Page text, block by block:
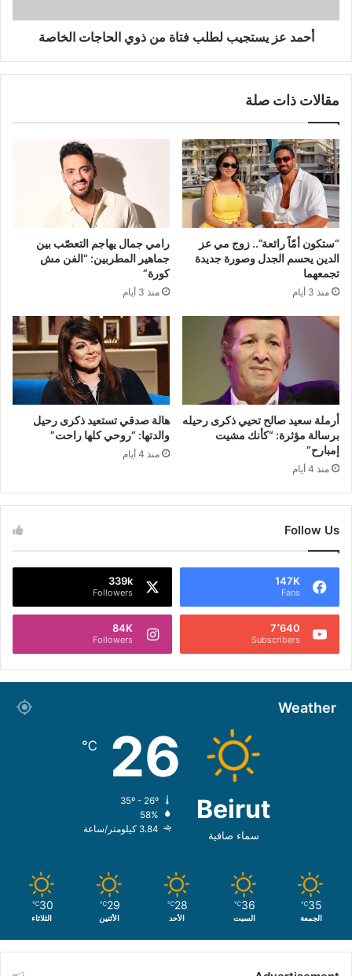
الخاصة
أحمد عز يستجيب لطلب فتاة من ذوي الحاجات الخاصة
مقالات ذات صلة
“ستكون أمّاً رائعة”.. زوج مي عز
الدين يحسم الجدل وصورة جديدة
تجمعهما
منذ 3 أيام
رامي جمال يهاجم التعصّب بين
جماهير المطربين: “الفن مش
كورة”
منذ 3 أيام
أرملة سعيد صالح تحيي ذكرى رحيله
برسالة مؤثرة: “كأنك مشيت
إمبارح”
منذ 4 أيام
هالة صدقي تستعيد ذكرى رحيل
والدتها: “روحي كلها راحت”
منذ 4 أيام
Follow Us
147K
Fans
339k
Followers
7٬640
Subscribers
84K
Followers
Weather
Beirut
سماء صافية
26
℃
58%
3.84 كيلومتر/ساعة
35
℃
الجمعة
36
℃
السبت
28
℃
الأحد
29
℃
الأثنين
30
℃
الثلاثاء